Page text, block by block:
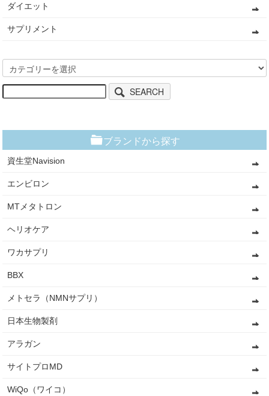
ダイエット
サプリメント
SEARCH
ブランドから探す
資生堂Navision
エンビロン
MTメタトロン
ヘリオケア
ワカサプリ
BBX
メトセラ（NMNサプリ）
日本生物製剤
アラガン
サイトプロMD
WiQo（ワイコ）